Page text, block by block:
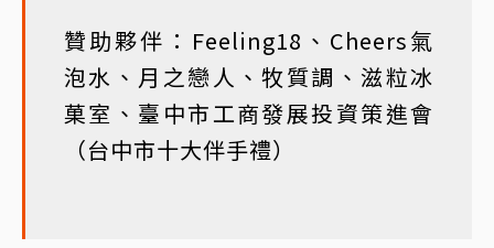
贊助夥伴：Feeling18、Cheers氣
泡水、月之戀人、牧質調、滋粒冰
菓室、臺中市工商發展投資策進會
（台中市十大伴手禮）